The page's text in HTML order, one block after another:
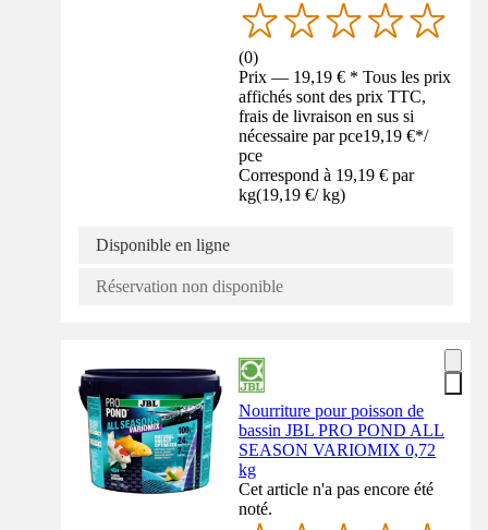
(0)
Prix — 19,19 € * Tous les prix
affichés sont des prix TTC,
frais de livraison en sus si
nécessaire par pce19,19 €*/
pce
Correspond à 19,19 € par
kg(19,19 €/ kg)
Disponible en ligne
Réservation non disponible
Nourriture pour poisson de
bassin JBL PRO POND ALL
SEASON VARIOMIX 0,72
kg
Cet article n'a pas encore été
noté.